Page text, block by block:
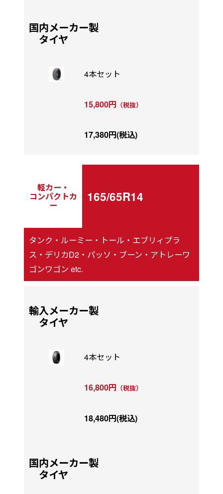
国内メーカー製
タイヤ
4本セット
15,800円 （税抜）
17,380円(税込)
軽カー・
コンパクトカ
ー
165/65R14
タンク・ルーミー・トール・エブリィプラ
ス・デリカD2・パッソ・ブーン・アトレーワ
ゴンワゴン etc.
輸入メーカー製
タイヤ
4本セット
16,800円 （税抜）
18,480円(税込)
国内メーカー製
タイヤ